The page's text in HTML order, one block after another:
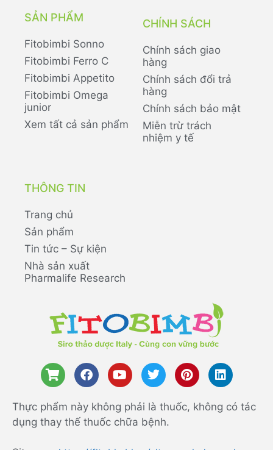
SẢN PHẨM
Fitobimbi Sonno
Fitobimbi Ferro C
Fitobimbi Appetito
Fitobimbi Omega
junior
Xem tất cả sản phẩm
CHÍNH SÁCH
Chính sách giao
hàng
Chính sách đổi trả
hàng
Chính sách bảo mật
Miễn trừ trách
nhiệm y tế
THÔNG TIN
Trang chủ
Sản phẩm
Tin tức – Sự kiện
Nhà sản xuất
Pharmalife Research
Thực phẩm này không phải là thuốc, không có tác
dụng thay thế thuốc chữa bệnh.